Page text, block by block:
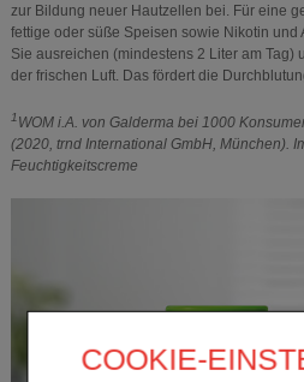
COOKIE-
zur Bildung neuer Hautzellen bei. Für eine
fettige oder süße Speisen sowie Nikotin und
Sie ausreichen (mindestens 2 Liter am Tag)
der frischen Luft. Das fördert die
1 WOM i.A. von Galderma bei 1000
(2020, trnd International GmbH, München).
Feuchtigkeitscreme